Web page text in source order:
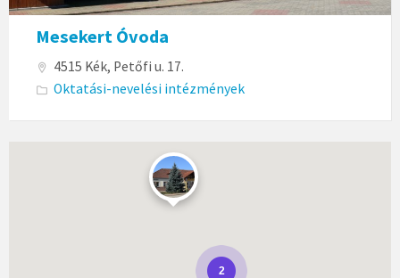
Mesekert Óvoda
4515 Kék, Petőfi u. 17.
Oktatási-nevelési intézmények
2